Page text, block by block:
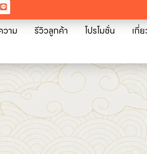
าม รีวิวลูกค้า โปรโมชั่น เกี่